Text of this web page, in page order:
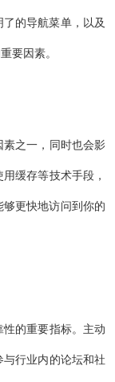
的导航菜单，以及
要因素。
之一，同时也会影
缓存等技术手段，
更快地访问到你的
的重要指标。主动
与行业内的论坛和社